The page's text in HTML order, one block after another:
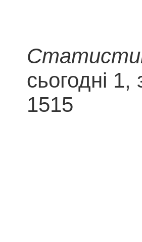
сьогодні 1,
1515